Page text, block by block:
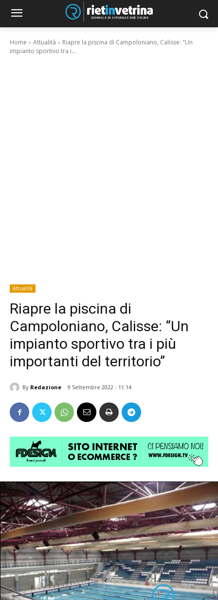
Home Attualità
Riapre la piscina di Campoloniano, Calisse: "Un
impianto sportivo tra i...
Attualità
Riapre la piscina di
Campoloniano, Calisse: “Un
impianto sportivo tra i più
importanti del territorio”
By Redazione 9 Settembre 2022 - 11:14